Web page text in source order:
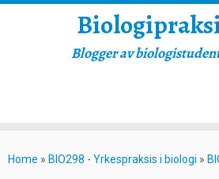
to
Blogger av
Home » BIO298 - Yrkespraksis i biologi »